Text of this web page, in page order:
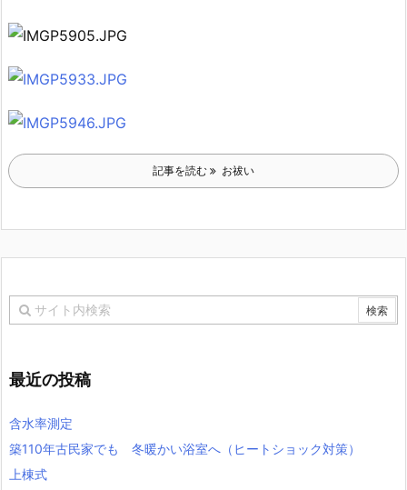
記事を読む お祓い
最近の投稿
含水率測定
築110年古民家でも 冬暖かい浴室へ（ヒートショック対策）
上棟式